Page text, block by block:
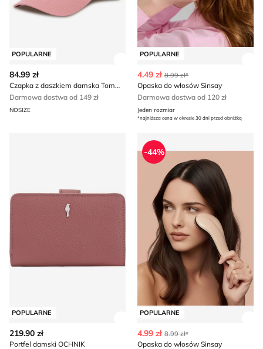
POPULARNE
84.99 zł
Czapka z daszkiem damska Tommy Jeans
Darmowa dostwa od 149 zł
NOSIZE
POPULARNE
4.49 zł 8.99 zł*
Opaska do włosów Sinsay
Darmowa dostwa od 120 zł
Jeden rozmiar
*najniższa cena w okresie 30 dni przed obniżką
POPULARNE
219.90 zł
Portfel damski OCHNIK
Opaska do włosów Sinsay
POPULARNE
-44%
4.99 zł 8.99 zł*
Opaska do włosów Sinsay